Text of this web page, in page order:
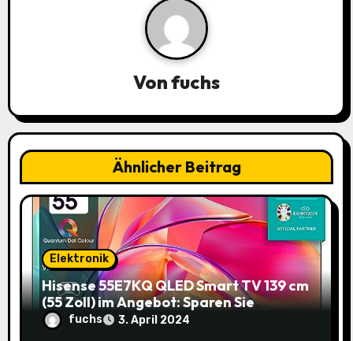
a
t
i
o
n
Vonfuchs
Ähnlicher Beitrag
Elektronik
Hisense 55E7KQ QLED Smart TV 139 cm
(55 Zoll) im Angebot: Sparen Sie
145,85€!
fuchs 3. April 2024